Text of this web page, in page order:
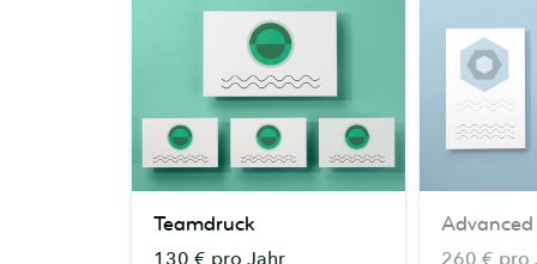
Teamdruck
130 € pro Jahr
Advanced
260 € pro